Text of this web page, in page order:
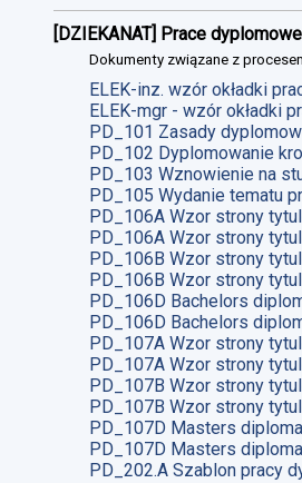
[DZIEKANAT] Prace dyplomowe
Dokumenty związane z
ELEK-inz. wzór okładki
ELEK-mgr - wzór okładki
PD_101 Zasady
PD_102 Dyplomowanie
PD_103 Wznowienie na
PD_105 Wydanie tematu
PD_106A Wzor strony
PD_106A Wzor strony
PD_106B Wzor strony
PD_106B Wzor strony
PD_106D Bachelors
PD_106D Bachelors
PD_107A Wzor strony
PD_107A Wzor strony
PD_107B Wzor strony
PD_107B Wzor strony
PD_107D Masters
PD_107D Masters
PD_202.A Szablon pracy